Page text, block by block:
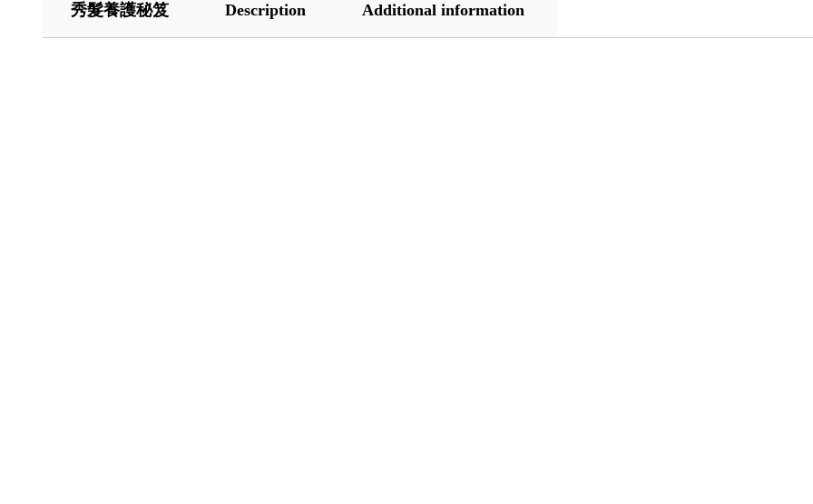
秀髮養護秘笈 Description Additional information